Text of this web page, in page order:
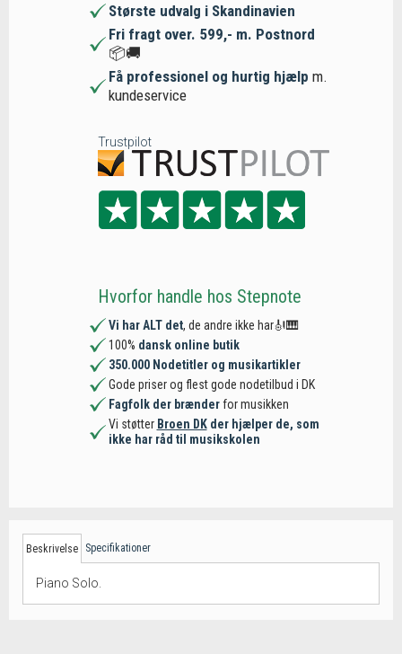
Største udvalg i Skandinavien
Fri fragt over. 599,- m. Postnord
📦🚚
Få professionel og hurtig hjælp m.
kundeservice
Trustpilot
Hvorfor handle hos Stepnote
Vi har ALT det, de andre ikke har🎻🎹
100% dansk online butik
350.000 Nodetitler og musikartikler
Gode priser og flest gode nodetilbud i DK
Fagfolk der brænderfor musikken
Vi støtter Broen DKder hjælper de, som
ikke har råd til musikskolen
Beskrivelse Specifikationer
Piano Solo.